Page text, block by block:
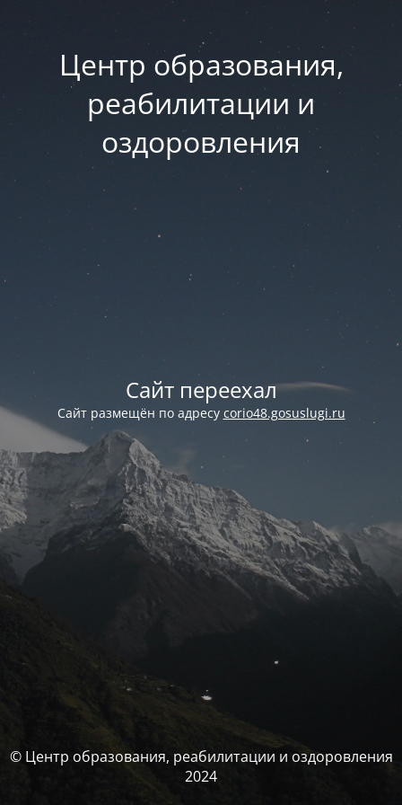
Центр образования,
реабилитации и
оздоровления
Сайт переехал
Сайт размещён по адресу corio48.gosuslugi.ru
© Центр образования, реабилитации и оздоровления
2024